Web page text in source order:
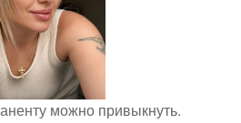
можно привыкнуть.